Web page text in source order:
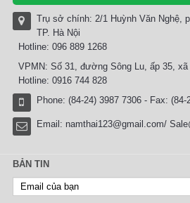
Trụ sở chính: 2/1 Huỳnh Văn Nghệ,
TP. Hà Nội
Hotline: 096 889 1268
VPMN: Số 31, đường Sông Lu, ấp 35, xã
Hotline: 0916 744 828
Phone: (84-24) 3987 7306 - Fax: (84-
Email: namthai123@gmail.com/
BẢN TIN